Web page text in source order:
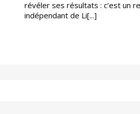
révéler ses résultats : c’est un
indépendant de Li[...]